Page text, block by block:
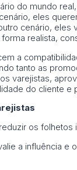
do mundo
eles
cenário,
realista,
a
tanto as
varejistas,
do cliente
os
a influência e